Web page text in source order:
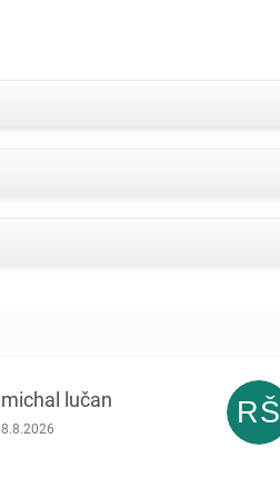
michal lučan
Hodnocení obchodu je 5 z 5 hvězdiček.
8.8.2026 RŠ